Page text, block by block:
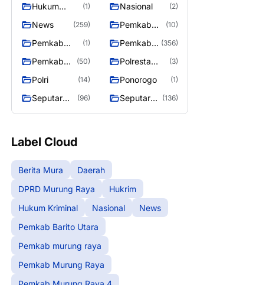
Raya
Hukum
(1) Nasional (2)
News (259)
Pemkab
Barito Utara
(10)
Pemkab
murung raya
(1)
Pemkab
Raya
(356)
Pemkab
Raya 4
(50)
Polresta
Raya
(3)
Polri (14) Ponorogo (1)
Seputar
Raya
(96)
Seputar
(136)
Label Cloud
Berita Mura
Daerah
DPRD Murung Raya
Hukrim
Hukum Kriminal
Nasional
News
Pemkab Barito Utara
Pemkab murung raya
Pemkab Murung Raya